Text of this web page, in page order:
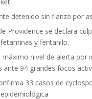
detenido sin fianza por
Providence se declara
y fentanilo.
máximo nivel de alerta por
ante 94 grandes focos
33 casos de